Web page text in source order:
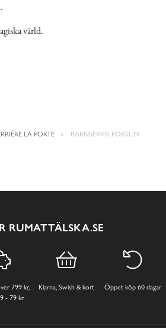
värld.
LA PORTE BARNSERVIS PORSLIN
RUMATTÄLSKA.SE
799 kr,
- 79 kr
Klarna, Swish & kort Öppet köp 60 dagar